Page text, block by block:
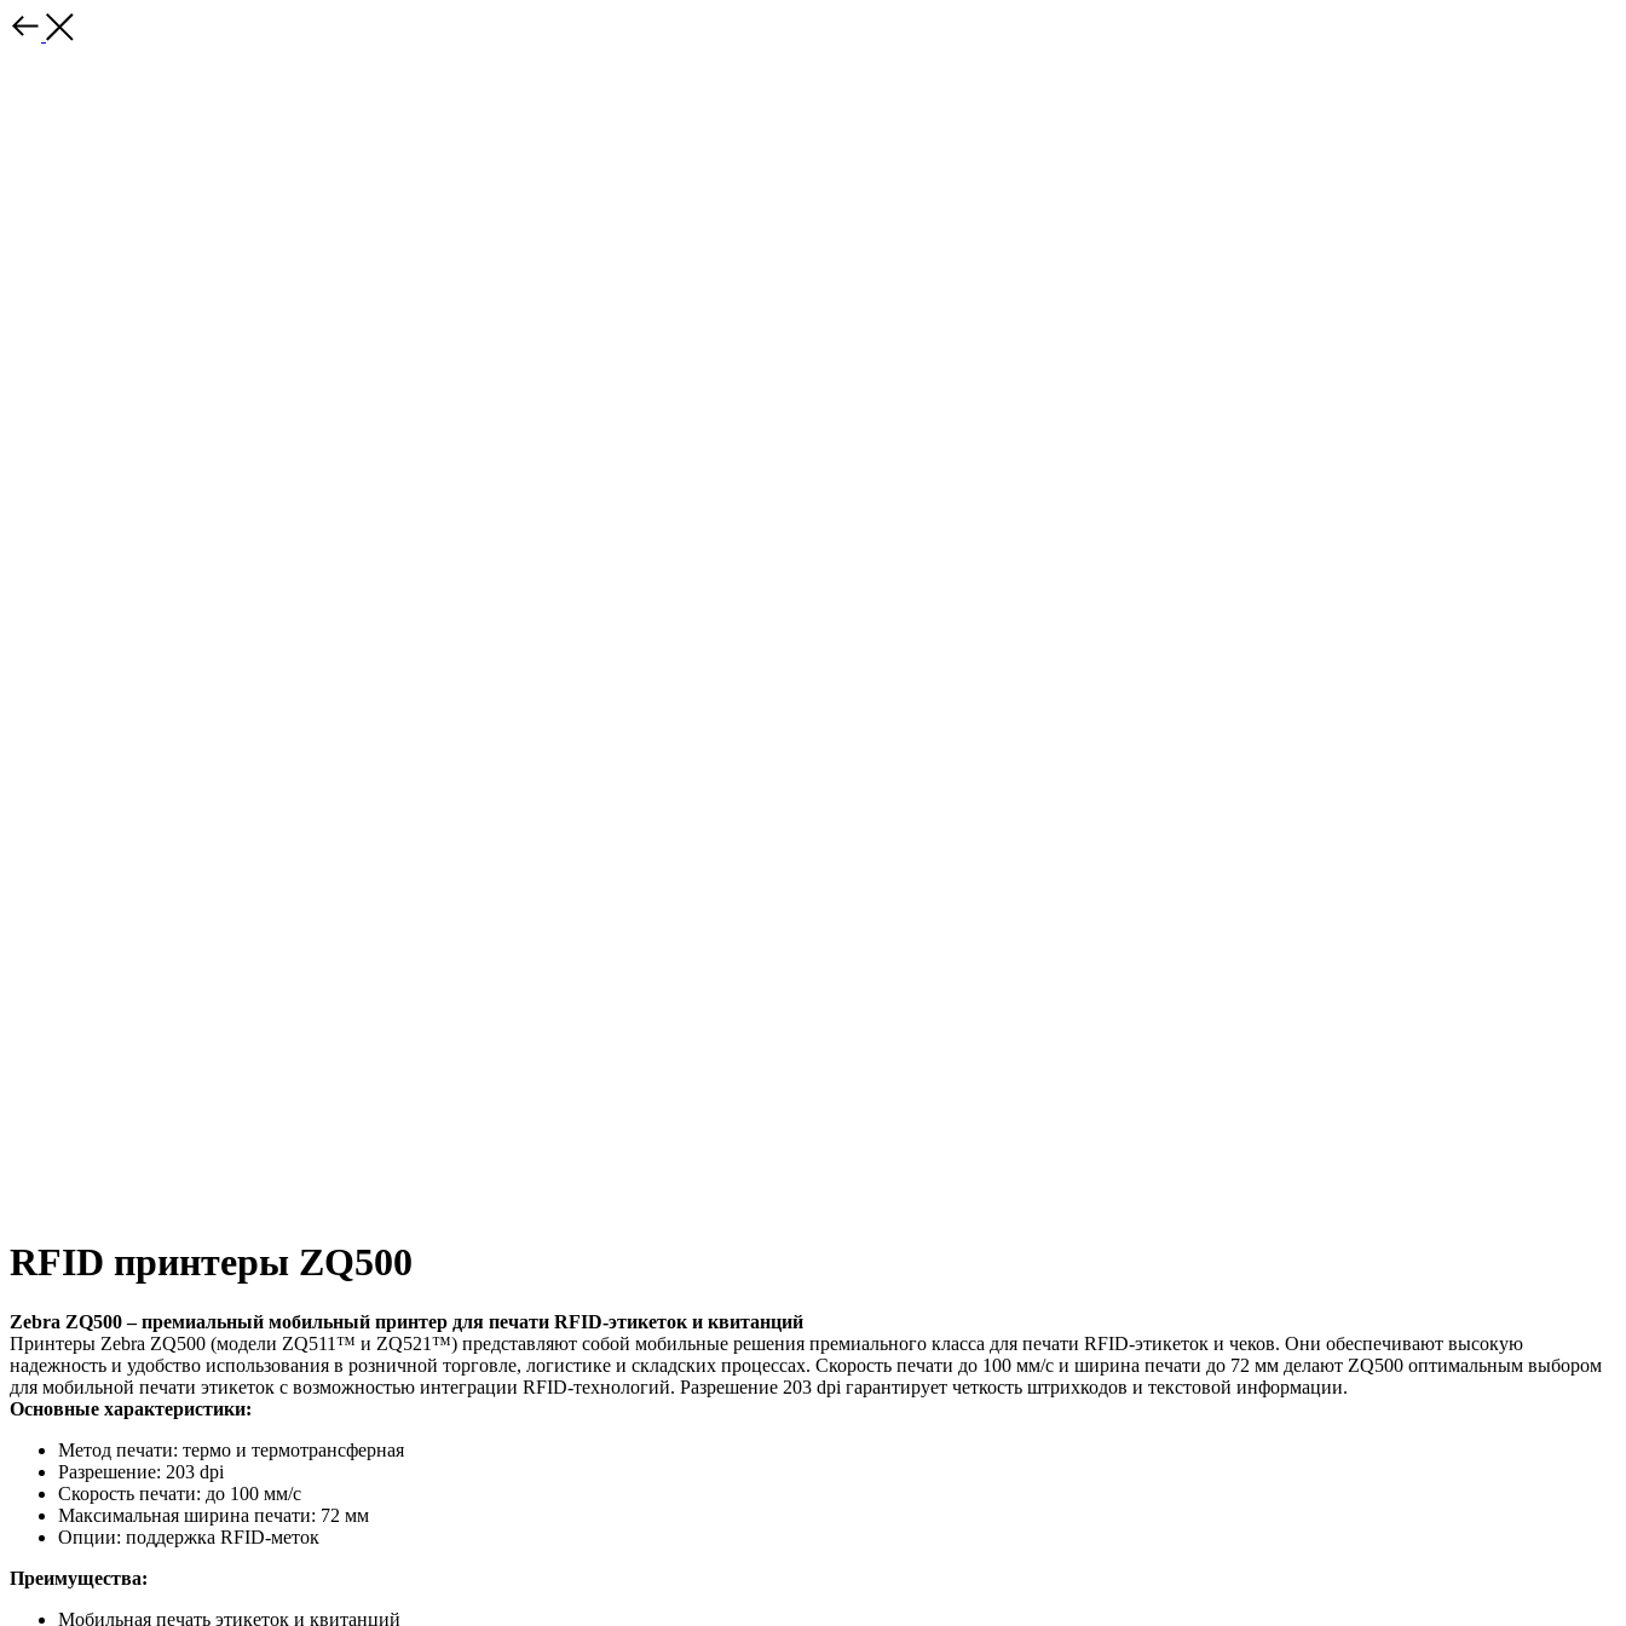
RFID принтеры ZQ500
Zebra ZQ500 – премиальный мобильный принтер для печати RFID-этикеток и квитанций
Принтеры Zebra ZQ500 (модели ZQ511™ и ZQ521™) представляют собой мобильные решения премиального класса для печати RFID-этикеток и чеков. Они обеспечивают высокую
надежность и удобство использования в розничной торговле, логистике и складских процессах. Скорость печати до 100 мм/с и ширина печати до 72 мм делают ZQ500 оптимальным выбором
для мобильной печати этикеток с возможностью интеграции RFID-технологий. Разрешение 203 dpi гарантирует четкость штрихкодов и текстовой информации.
Основные характеристики:
Метод печати: термо и термотрансферная
Разрешение: 203 dpi
Скорость печати: до 100 мм/с
Максимальная ширина печати: 72 мм
Опции: поддержка RFID-меток
Преимущества:
Мобильная печать этикеток и квитанций